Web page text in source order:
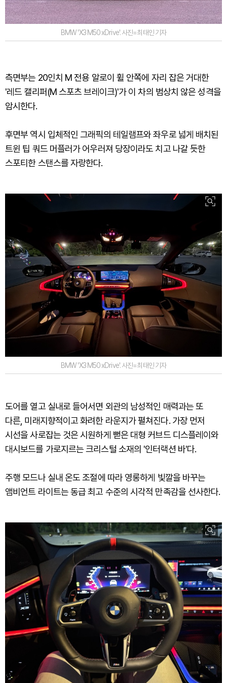
BMW 'X3 M50 xDrive'. 사진=최태인 기자
측면부는 20인치 M 전용 알로이 휠 안쪽에 자리 잡은 거대한
'레드 캘리퍼(M 스포츠 브레이크)'가 이 차의 범상치 않은 성격을
암시한다.
후면부 역시 입체적인 그래픽의 테일램프와 좌우로 넓게 배치된
트윈 팁 쿼드 머플러가 어우러져 당장이라도 치고 나갈 듯한
스포티한 스탠스를 자랑한다.
BMW 'X3 M50 xDrive'. 사진=최태인 기자
도어를 열고 실내로 들어서면 외관의 남성적인 매력과는 또
다른, 미래지향적이고 화려한 라운지가 펼쳐진다. 가장 먼저
시선을 사로잡는 것은 시원하게 뻗은 대형 커브드 디스플레이와
대시보드를 가로지르는 크리스털 소재의 '인터랙션 바'다.
주행 모드나 실내 온도 조절에 따라 영롱하게 빛깔을 바꾸는
앰비언트 라이트는 동급 최고 수준의 시각적 만족감을 선사한다.